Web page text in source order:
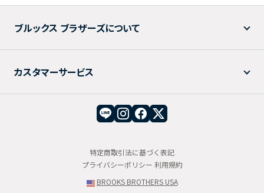
ブルックス ブラザーズについて
カスタマーサービス
特定商取引法に基づく表記
プライバシーポリシー 利用規約
BROOKS BROTHERS USA